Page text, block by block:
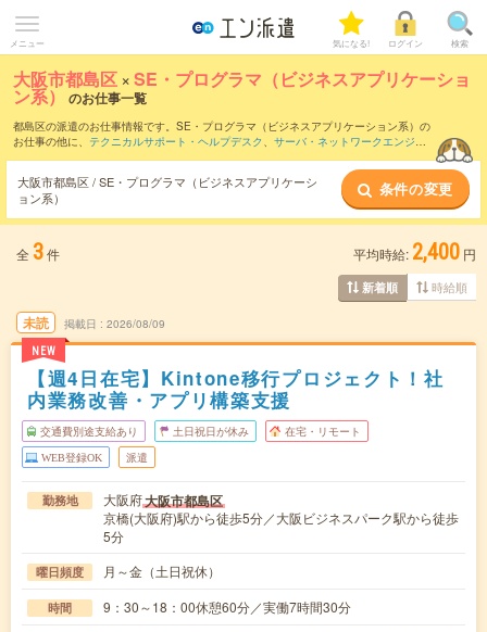
メニュー 気になる! ログイン 検索
大阪市都島区 ×SE・プログラマ（ビジネスアプリケーショ
ン系） のお仕事一覧
都島区の派遣のお仕事情報です。SE・プログラマ（ビジネスアプリケーション系）の
お仕事の他に、 テクニカルサポート・ヘルプデスク 、 サーバ・ネットワークエンジニ
などのこだわり条件で絞り込んでいただけます。職種辞典：SE・プログ
ラマ（ビジネスアプリケーション系）のお仕事とは？とは？
大阪市都島区 / SE・プログラマ（ビジネスアプリケーシ
ョン系）
条件の変更
全 3件 平均時給: 2,400 円
新着順 時給順
未読
NEW
掲載日 2026/08/09
【週4日在宅】Kintone移行プロジェクト！社
内業務改善・アプリ構築支援
交通費別途支給あり 土日祝日が休み 在宅・リモート
WEB登録OK 派遣
勤務地 大阪府大阪市都島区
京橋(大阪府)駅から徒歩5分／大阪ビジネスパーク駅から徒歩
5分
曜日頻度 月～金（土日祝休）
時間 9：30～18：00休憩60分／実働7時間30分